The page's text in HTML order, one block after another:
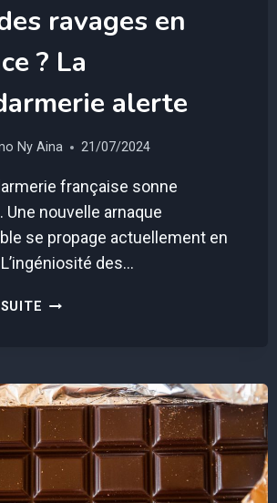
ravages en
? La
alerte
Ny Aina 21/07/2024
française sonne
Une nouvelle arnaque
se propage actuellement en
des…
QUELLE
ARNAQUE
QUI
FAIT
DES
RAVAGES
EN